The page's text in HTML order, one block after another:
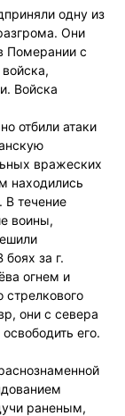
одну из
Они
Померании с
Войска
отбили атаки
вражеских
находились
В течение
воины,
за г.
огнем и
они с севера
его.
раненым,